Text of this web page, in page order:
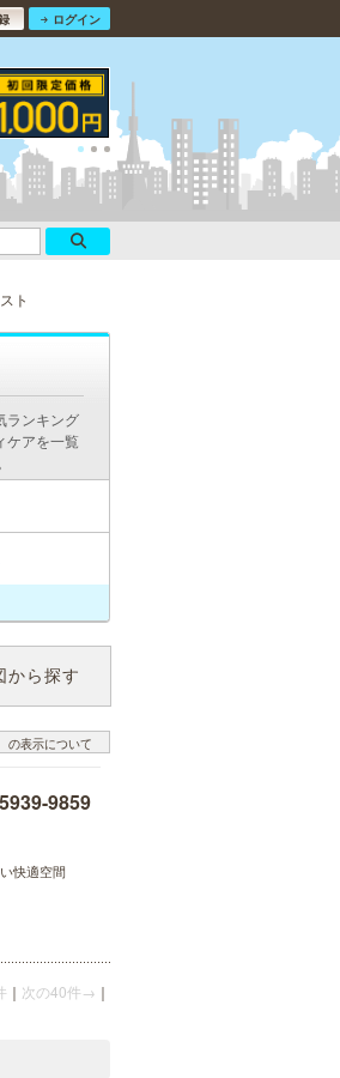
ログイン
ト
ランキング
ケアを一覧
から探す
の表示について
9859
快適空間
｜ 次の40件→ ｜